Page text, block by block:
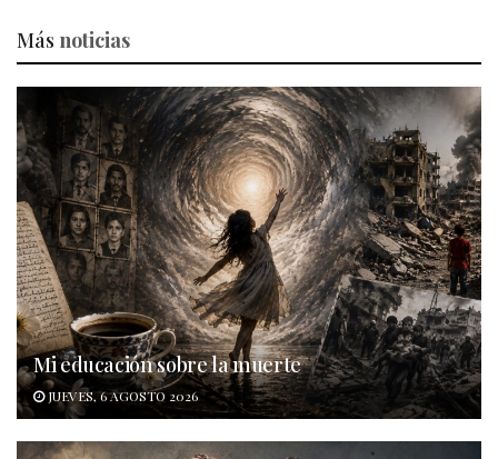
Más noticias
Mi educación sobre la muerte
JUEVES, 6 AGOSTO 2026